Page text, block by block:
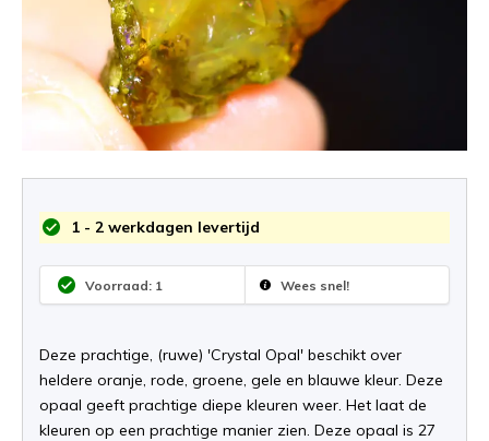
1 - 2 werkdagen levertijd
Voorraad: 1 Wees snel!
Deze prachtige, (ruwe) 'Crystal Opal' beschikt over
heldere oranje, rode, groene, gele en blauwe kleur. Deze
opaal geeft prachtige diepe kleuren weer. Het laat de
kleuren op een prachtige manier zien. Deze opaal is 27